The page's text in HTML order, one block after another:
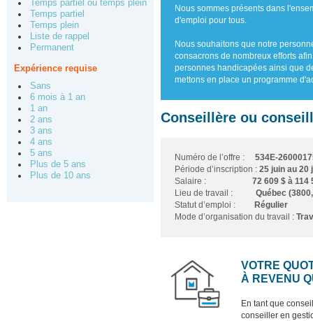
Temps partiel ou temps plein
Temps partiel
Temps plein
Liste de rappel
Permanent
Expérience requise
Sans
6 mois à 1 an
1 an
2 ans
3 ans
4 ans
5 ans
Plus de 5 ans
Plus de 10 ans
Nous sommes présents dans
d'emploi pour tous.
Nous souhaitons que notre
consacrons de nombreux efforts
personnes handicapées ainsi que
mettons en place un programme
Conseillère ou
Numéro de l’offre : 534E-
Période d’inscription : 25 juin au 20
Salaire : 72 609 $ à
Lieu de travail : Québec
Statut d’emploi :
Régulier
Mode d’organisation du travail :
VOTRE
À REVENU
En tant que
conseiller en